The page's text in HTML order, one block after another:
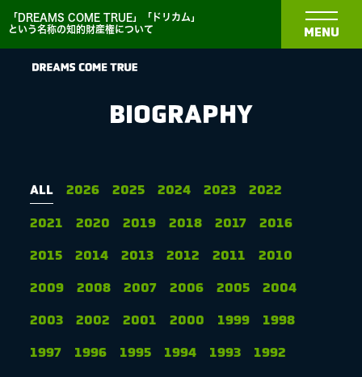
「DREAMS COME TRUE」「ドリカム」
という名称の知的財産権について
MENU
BIOGRAPHY
DISCOGRAPHY
MEDIA
BIOGRAPHY
ALL 2026 2025 2024 2023 2022
2021 2020 2019 2018 2017 2016
2015 2014 2013 2012 2011 2010
2009 2008 2007 2006 2005 2004
2003 2002 2001 2000 1999 1998
1997 1996 1995 1994 1993 1992